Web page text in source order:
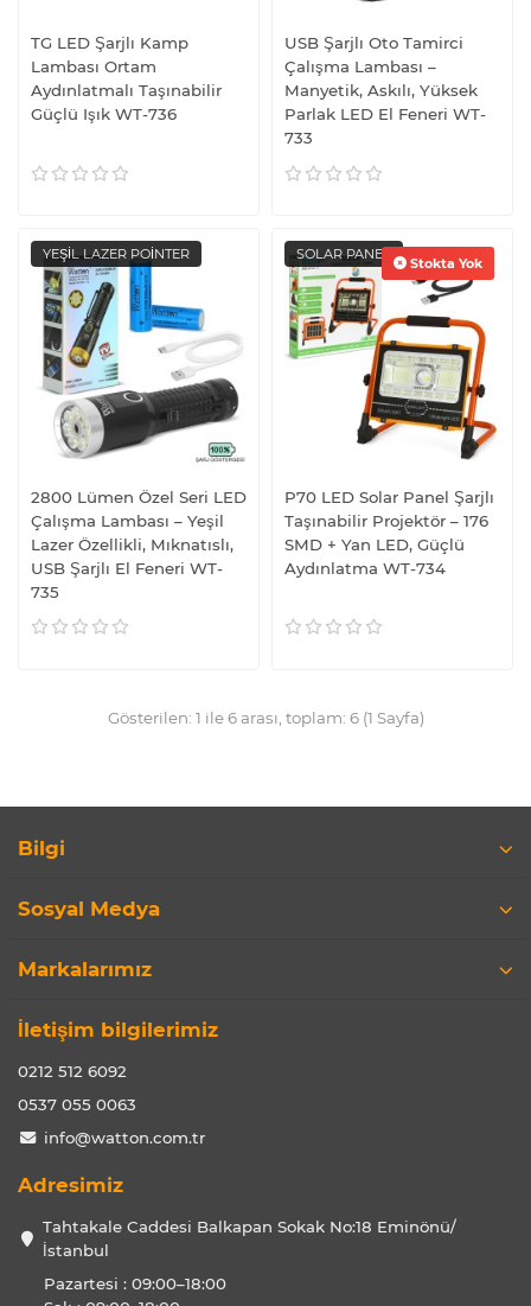
TG LED Şarjlı Kamp
Lambası Ortam
Aydınlatmalı Taşınabilir
Güçlü Işık WT-736
USB Şarjlı Oto Tamirci
Çalışma Lambası –
Manyetik, Askılı, Yüksek
Parlak LED El Feneri WT-
733
YEŞİL LAZER POİNTER
2800 Lümen Özel Seri LED
Çalışma Lambası – Yeşil
Lazer Özellikli, Mıknatıslı,
USB Şarjlı El Feneri WT-
735
SOLAR PANEL
Stokta Yok
P70 LED Solar Panel Şarjlı
Taşınabilir Projektör – 176
SMD + Yan LED, Güçlü
Aydınlatma WT-734
Gösterilen: 1 ile 6 arası, toplam: 6 (1 Sayfa)
Bilgi
Sosyal Medya
Markalarımız
İletişim bilgilerimiz
0212 512 6092
0537 055 0063
info@watton.com.tr
Adresimiz
Tahtakale Caddesi Balkapan Sokak No:18 Eminönü/
İstanbul
Pazartesi : 09:00–18:00